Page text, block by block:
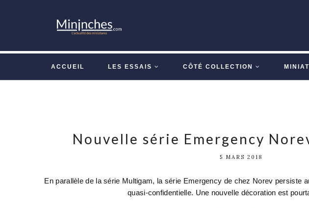
ACCUEIL LES ESSAIS CÔTÉ COLLECTION
Nouvelle série Emergency
5 MARS 2018
En parallèle de la série Multigam, la série Emergency de chez Norev persiste
quasi-confidentielle. Une nouvelle décoration est